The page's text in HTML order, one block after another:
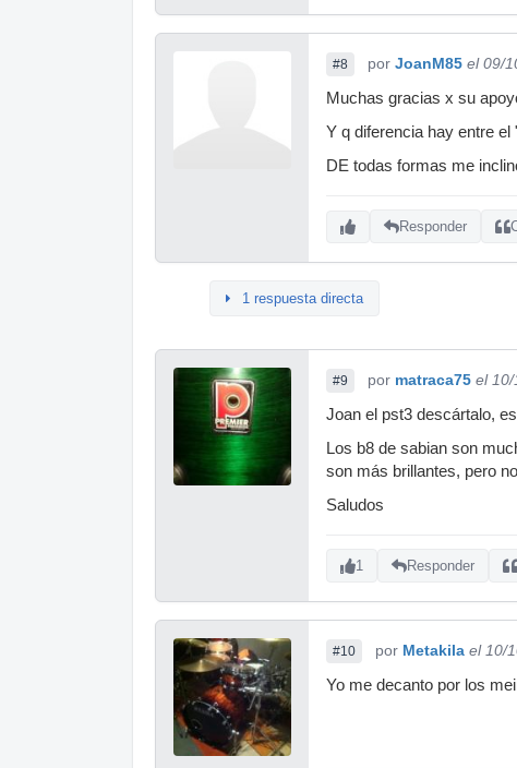
#8 por JoanM85 el 09/
Muchas gracias x su
Y q diferencia hay entre
DE todas formas me
Responder
1 respuesta directa
#9 por matraca75 el
Joan el pst3 descártalo,
Los b8 de sabian son
son más brillantes, pero
Saludos
1 Responder
#10 por Metakila el 10/
Yo me decanto por los